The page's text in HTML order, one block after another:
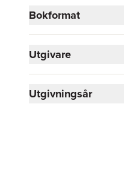
Bokformat
Utgivare
Utgivningsår